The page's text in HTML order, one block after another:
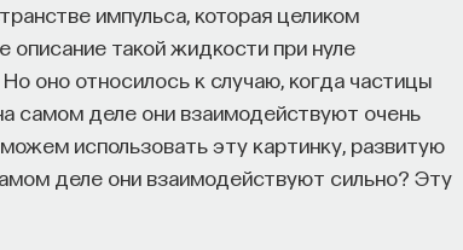
импульса, которая целиком
описание такой жидкости при нуле
оно относилось к случаю, когда частицы
самом деле они взаимодействуют очень
использовать эту картинку, развитую
деле они взаимодействуют сильно? Эту